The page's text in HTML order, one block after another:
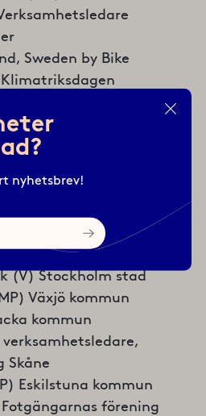
Sweden by Bike
Region Östergötland
Rättviks kommun
Lunds kommun
Lunds kommun
(V) Stockholm stad
Växjö kommun
kommun
Skåne
Eskilstuna kommun
förening
nyhetsbrev!